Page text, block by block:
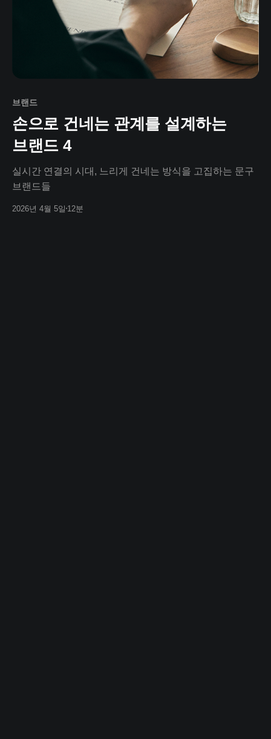
브랜드
손으로 건네는 관계를 설계하는
브랜드 4
실시간 연결의 시대, 느리게 건네는 방식을 고집하는 문구
브랜드들
2026년 4월 5일 12분